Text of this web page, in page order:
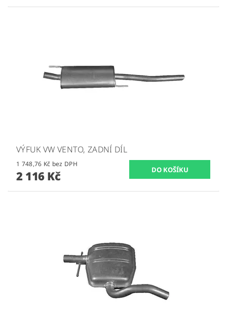
VÝFUK VW VENTO, ZADNÍ DÍL
1 748,76 Kč bez DPH
2 116 Kč